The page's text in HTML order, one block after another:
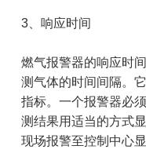
3、响应时间
燃气报警器的响应时
测气体的时间间隔。
指标。一个报警器必
测结果用适当的方式
现场报警至控制中心